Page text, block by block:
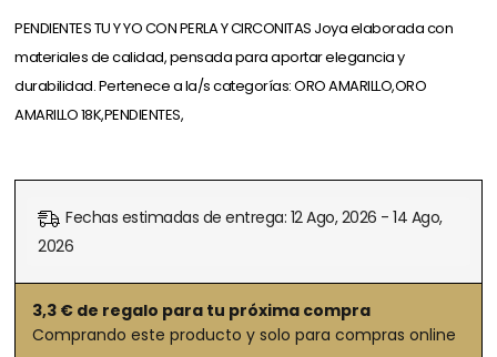
PENDIENTES TU Y YO CON PERLA Y CIRCONITAS Joya elaborada con
materiales de calidad, pensada para aportar elegancia y
durabilidad. Pertenece a la/s categorías: ORO AMARILLO,ORO
AMARILLO 18K,PENDIENTES,
Fechas estimadas de entrega: 12 Ago, 2026 - 14 Ago,
2026
3,3 € de regalo para tu próxima compra
Comprando este producto y solo para compras online